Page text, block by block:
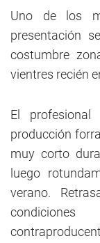
Uno de los
presentación
costumbre
vientres recién
El
producción
muy corto
luego
verano.